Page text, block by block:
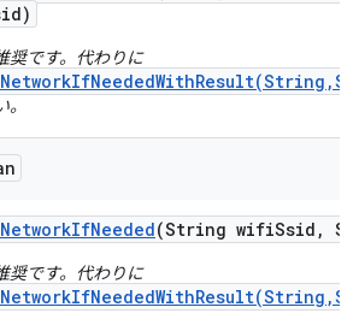
奨です。代わりに
NetworkIfNeeded(String wifiSsid ,
奨です。代わりに